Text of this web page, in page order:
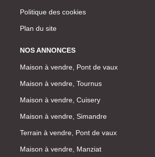
Politique des cookies
Plan du site
NOS ANNONCES
Maison à vendre, Pont de vaux
Maison à vendre, Tournus
Maison à vendre, Cuisery
Maison à vendre, Simandre
Terrain à vendre, Pont de vaux
Maison à vendre, Manziat